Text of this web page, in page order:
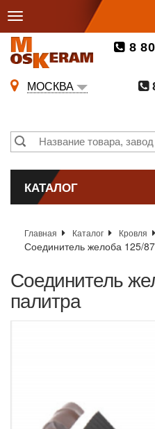
8
МОСКВА
КАТАЛОГ
Главная Каталог Кровля
Соединитель желоба 125/
Соединитель
палитра